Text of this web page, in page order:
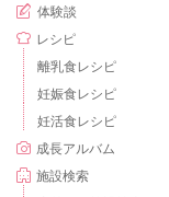
体験談
レシピ
離乳食レシピ
妊娠食レシピ
妊活食レシピ
成長アルバム
施設検索